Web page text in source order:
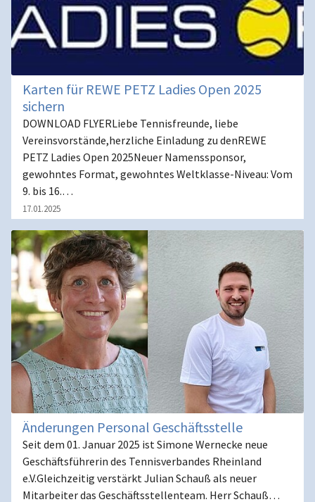
Karten für REWE PETZ Ladies Open 2025
sichern
DOWNLOAD FLYERLiebe Tennisfreunde, liebe
Vereinsvorstände,herzliche Einladung zu denREWE
PETZ Ladies Open 2025Neuer Namenssponsor,
gewohntes Format, gewohntes Weltklasse-Niveau: Vom
9. bis 16.…
17.01.2025
Änderungen Personal Geschäftsstelle
Seit dem 01. Januar 2025 ist Simone Wernecke neue
Geschäftsführerin des Tennisverbandes Rheinland
e.V.Gleichzeitig verstärkt Julian Schauß als neuer
Mitarbeiter das Geschäftsstellenteam. Herr Schauß…